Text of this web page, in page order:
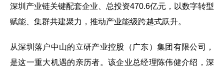
深圳产业链关键配套企业、总投资470.6亿元，以数字转型
赋能、集群共建聚力，推动产业能级跨越式跃升。
从深圳落户中山的立研产业控股（广东）集团有限公司，
是这一重大机遇的亲历者。该企业总经理陈伟健介绍，深